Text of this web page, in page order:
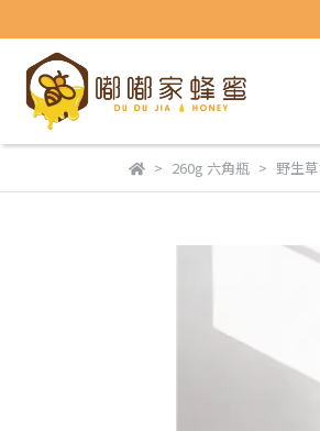
260g 六角瓶 野生